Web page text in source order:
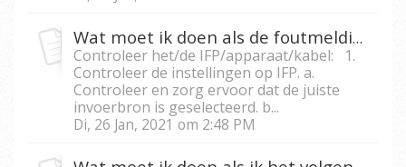
Wat moet ik doen als de foutmelding ‘’Geen Signaal’’ op mijn IFP verschijnt terwijl ik een verbinding met een extern apparaat maak?
Controleer het/de IFP/apparaat/kabel: 1.
Controleer de instellingen op IFP. a.
Controleer en zorg ervoor dat de juiste
invoerbron is geselecteerd. b...
Di, 26 Jan, 2021 om 2:48 PM